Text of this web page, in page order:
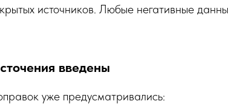
источников. Любые негативные
введены
уже предусматривались: